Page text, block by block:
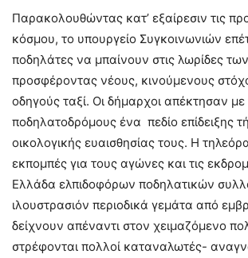
Παρακολουθώντας κατ’ εξαίρεσιν τις
κόσμου, το υπουργείο Συγκοινωνιών
ποδηλάτες να μπαίνουν στις λωρίδες
προσφέροντας νέους, κινούμενους
οδηγούς ταξί. Οι δήμαρχοι απέκτησαν με
ποδηλατοδρόμους ένα πεδίο επίδειξης
οικολογικής ευαισθησίας τους. Η
εκπομπές για τους αγώνες και τις
Ελλάδα ελπιδοφόρων ποδηλατικών
ιλουστρασιόν περιοδικά γεμάτα από
δείχνουν απέναντι στον χειμαζόμενο
στρέφονται πολλοί καταναλωτές-